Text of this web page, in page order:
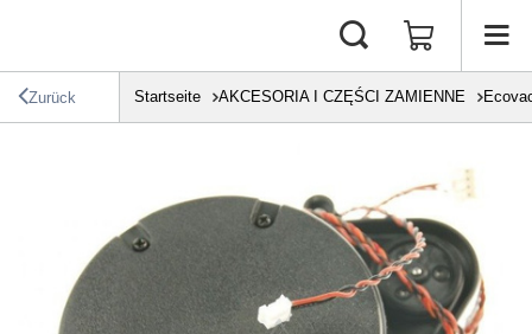
Zurück Startseite AKCESORIA I CZĘŚCI ZAMIENNE